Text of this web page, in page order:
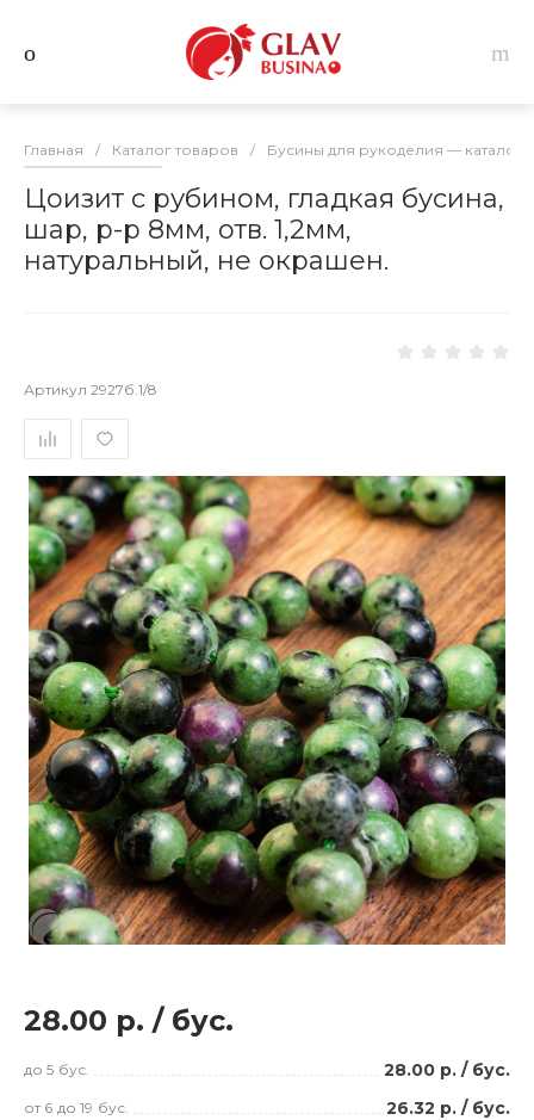
Главная / Каталог товаров / Бусины для рукоделия — каталог
Цоизит с рубином, гладкая бусина,
шар, р-р 8мм, отв. 1,2мм,
натуральный, не окрашен.
Артикул 2927б.1/8
28.00 р. / бус.
до 5 бус. 28.00 р. / бус.
от 6 до 19 бус. 26.32 р. / бус.